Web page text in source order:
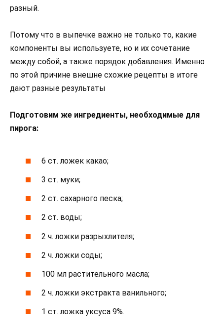
разный.
Потому что в выпечке важно не только то, какие
компоненты вы используете, но и их сочетание
между собой, а также порядок добавления. Именно
по этой причине внешне схожие рецепты в итоге
дают разные результаты
Подготовим же ингредиенты, необходимые для
пирога:
6 ст. ложек какао;
3 ст. муки;
2 ст. сахарного песка;
2 ст. воды;
2 ч. ложки разрыхлителя;
2 ч. ложки соды;
100 мл растительного масла;
2 ч. ложки экстракта ванильного;
1 ст. ложка уксуса 9%.